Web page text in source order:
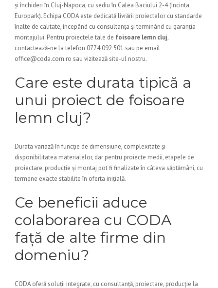
și închideri în Cluj-Napoca, cu sediu în Calea Baciului 2-4 (Incinta
Europark). Echipa CODA este dedicată livrării proiectelor cu standarde
înalte de calitate, începând cu consultanța și terminând cu garanția
montajului. Pentru proiectele tale de foisoare lemn cluj,
contactează-ne la telefon 0774 092 501 sau pe email
office@coda.com.ro sau vizitează site-ul nostru.
Care este durata tipică a
unui proiect de foisoare
lemn cluj?
Durata variază în funcție de dimensiune, complexitate și
disponibilitatea materialelor, dar pentru proiecte medii, etapele de
proiectare, producție și montaj pot fi finalizate în câteva săptămâni, cu
termene exacte stabilite în oferta inițială.
Ce beneficii aduce
colaborarea cu CODA
față de alte firme din
domeniu?
CODA oferă soluții integrate, cu consultanță, proiectare, producție la